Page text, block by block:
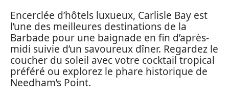
Encerclée d’hôtels luxueux, Carlisle Bay est
l’une des meilleures destinations de la
Barbade pour une baignade en fin d’après-
midi suivie d’un savoureux dîner. Regardez le
coucher du soleil avec votre cocktail tropical
préféré ou explorez le phare historique de
Needham’s Point.